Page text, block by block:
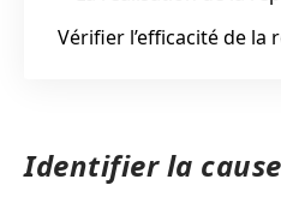
Vérifier l’efficacité de la
Identifier la